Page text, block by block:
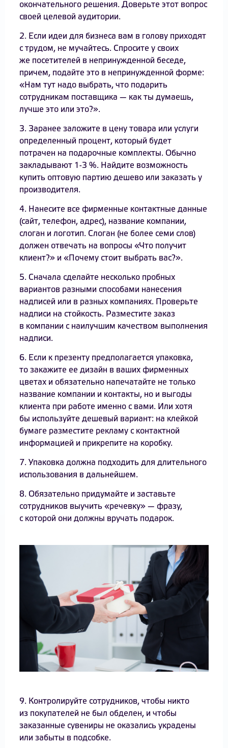
окончательного решения. Доверьте этот вопрос
своей целевой аудитории.
2. Если идеи для бизнеса вам в голову приходят
с трудом, не мучайтесь. Спросите у своих
же посетителей в непринужденной беседе,
причем, подайте это в непринужденной форме:
«Нам тут надо выбрать, что подарить
сотрудникам поставщика — как ты думаешь,
лучше это или это?».
3. Заранее заложите в цену товара или услуги
определенный процент, который будет
потрачен на подарочные комплекты. Обычно
закладывают 1-3 %. Найдите возможность
купить оптовую партию дешево или заказать у
производителя.
4. Нанесите все фирменные контактные данные
(сайт, телефон, адрес), название компании,
слоган и логотип. Слоган (не более семи слов)
должен отвечать на вопросы «Что получит
клиент?» и «Почему стоит выбрать вас?».
5. Сначала сделайте несколько пробных
вариантов разными способами нанесения
надписей или в разных компаниях. Проверьте
надписи на стойкость. Разместите заказ
в компании с наилучшим качеством выполнения
надписи.
6. Если к презенту предполагается упаковка,
то закажите ее дизайн в ваших фирменных
цветах и обязательно напечатайте не только
название компании и контакты, но и выгоды
клиента при работе именно с вами. Или хотя
бы используйте дешевый вариант: на клейкой
бумаге разместите рекламу с контактной
информацией и прикрепите на коробку.
7. Упаковка должна подходить для длительного
использования в дальнейшем.
8. Обязательно придумайте и заставьте
сотрудников выучить «речевку» — фразу,
с которой они должны вручать подарок.
9. Контролируйте сотрудников, чтобы никто
из покупателей не был обделен, и чтобы
заказанные сувениры не оказались украдены
или забыты в подсобке.